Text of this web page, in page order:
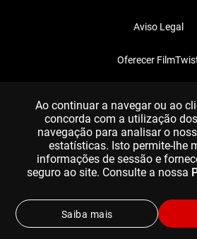
Aviso Legal
Oferecer
Ao continuar a navegar ou ao
concorda com a utilização
navegação para analisar o
estatísticas. Isto permite-lhe
informações de sessão e
seguro ao site. Consulte a nossa
Saiba mais